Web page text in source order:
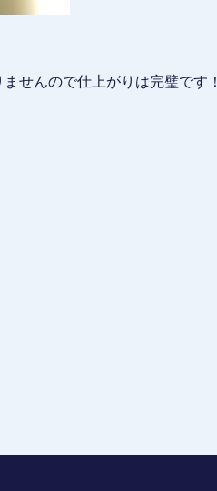
せんので仕上がりは完璧です！